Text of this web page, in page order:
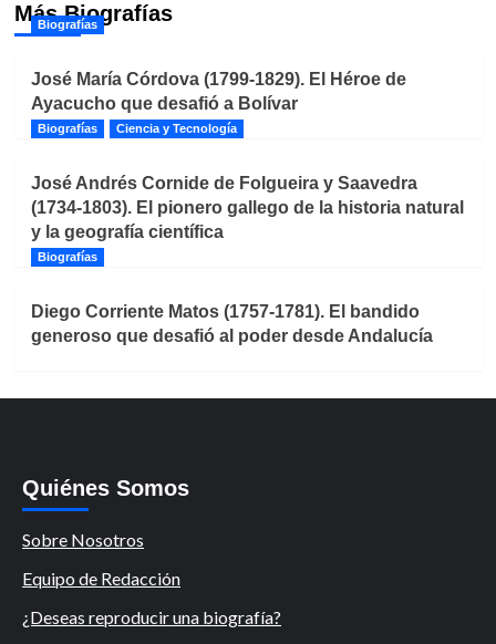
Más Biografías
Biografías
José María Córdova (1799-1829). El Héroe de
Ayacucho que desafió a Bolívar
Biografías Ciencia y Tecnología
José Andrés Cornide de Folgueira y Saavedra
(1734-1803). El pionero gallego de la historia natural
y la geografía científica
Biografías
Diego Corriente Matos (1757-1781). El bandido
generoso que desafió al poder desde Andalucía
Quiénes Somos
Sobre Nosotros
Equipo de Redacción
¿Deseas reproducir una biografía?